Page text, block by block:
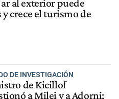
al exterior puede
crece el turismo de
DE INVESTIGACIÓN
de Kicillof
a Milei y a Adorni: